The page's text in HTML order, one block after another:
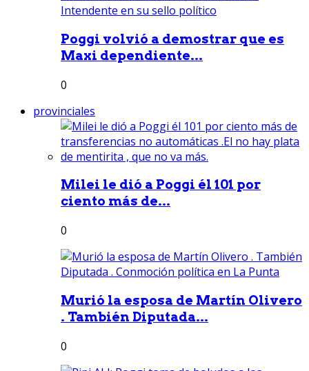
Poggi volvió a demostrar que es
Maxi dependiente...
0
provinciales
Milei le dió a Poggi él 101 por
ciento más de...
0
Murió la esposa de Martín Olivero
. También Diputada...
0